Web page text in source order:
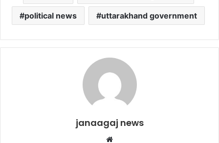
political news uttarakhand government
janaagaj news
Website